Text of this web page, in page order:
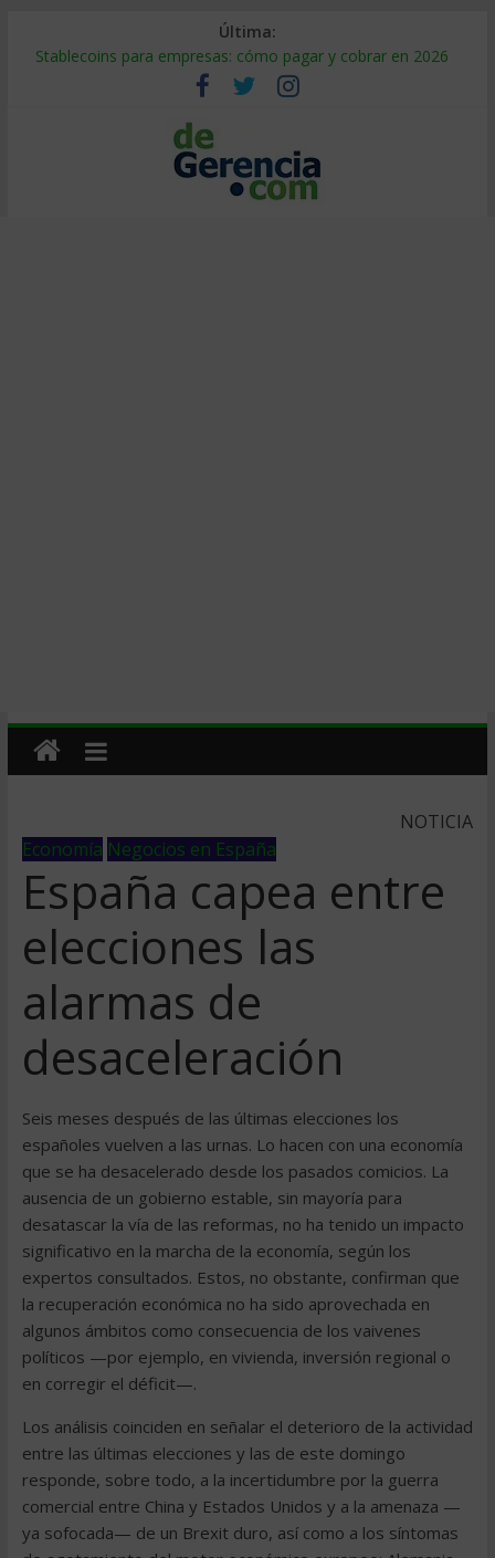
Última:
Stablecoins para empresas: cómo pagar y cobrar en 2026
Despido silencioso: qué es y por qué sale tan caro
IA en selección de personal: cómo auditarla a tiempo
Trabajo forzoso en la cadena de suministro: qué hacer
Mercado hispano de EE. UU.: cómo segmentarlo y venderle
NOTICIA
Economía Negocios en España
España capea entre
elecciones las
alarmas de
desaceleración
Seis meses después de las últimas elecciones los
españoles vuelven a las urnas. Lo hacen con una economía
que se ha desacelerado desde los pasados comicios. La
ausencia de un gobierno estable, sin mayoría para
desatascar la vía de las reformas, no ha tenido un impacto
significativo en la marcha de la economía, según los
expertos consultados. Estos, no obstante, confirman que
la recuperación económica no ha sido aprovechada en
algunos ámbitos como consecuencia de los vaivenes
políticos —por ejemplo, en vivienda, inversión regional o
en corregir el déficit—.
Los análisis coinciden en señalar el deterioro de la actividad
entre las últimas elecciones y las de este domingo
responde, sobre todo, a la incertidumbre por la guerra
comercial entre China y Estados Unidos y a la amenaza —
ya sofocada— de un Brexit duro, así como a los síntomas